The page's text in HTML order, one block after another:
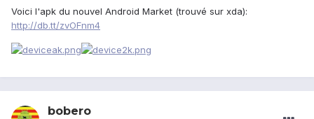
Voici l'apk du nouvel Android Market (trouvé sur xda):
http://db.tt/zvOFnm4
bobero